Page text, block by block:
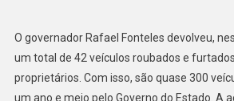
O governador Rafael Fonteles devolveu,
um total de 42 veículos roubados e
proprietários. Com isso, são quase 300
um ano e meio pelo Governo do Estado. A